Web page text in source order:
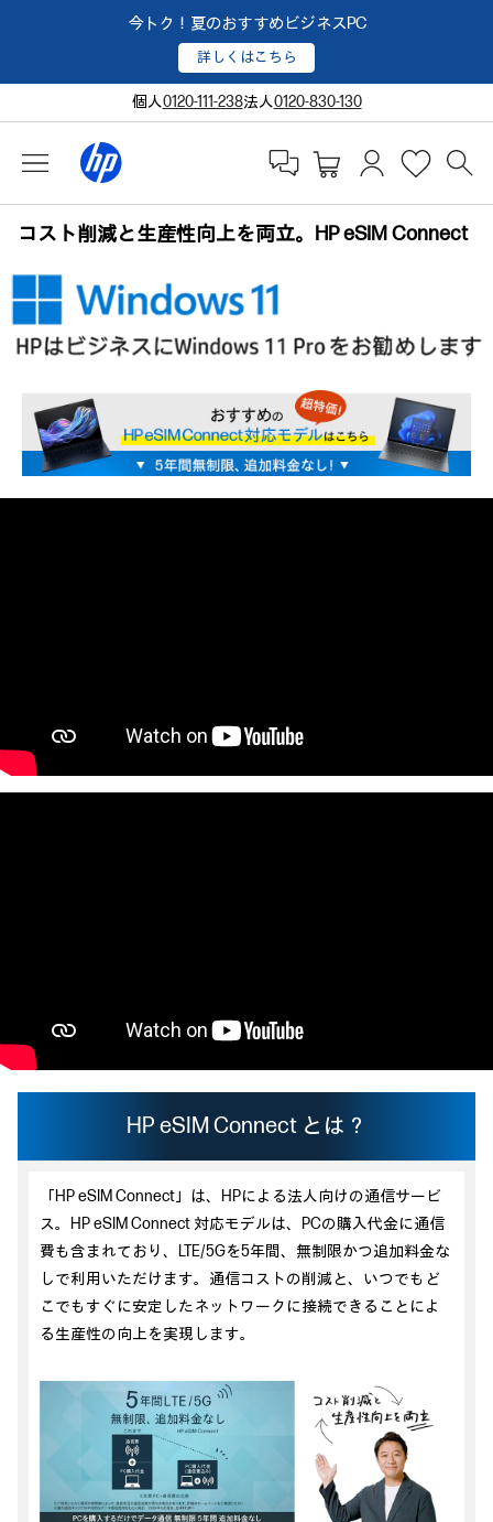
今トク！夏のおすすめビジネスPC
詳しくはこちら
個人0120-111-238法人0120-830-130
コスト削減と生産性向上を両立。HP eSIM Connect
HP eSIM Connect とは？
「HP eSIM Connect」は、HPによる法人向けの通信サービ
ス。HP eSIM Connect 対応モデルは、PCの購入代金に通信
費も含まれており、LTE/5Gを5年間、無制限かつ追加料金な
しで利用いただけます。通信コストの削減と、いつでもど
こでもすぐに安定したネットワークに接続できることによ
る生産性の向上を実現します。